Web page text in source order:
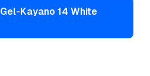
Gel-Kayano 14 White